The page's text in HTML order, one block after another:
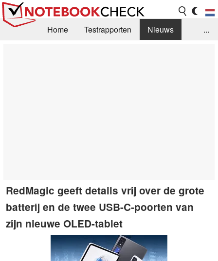
Home Testrapporten
Nieuws
...
RedMagic geeft details vrij over de grote
batterij en de twee USB-C-poorten van
zijn nieuwe OLED-tablet